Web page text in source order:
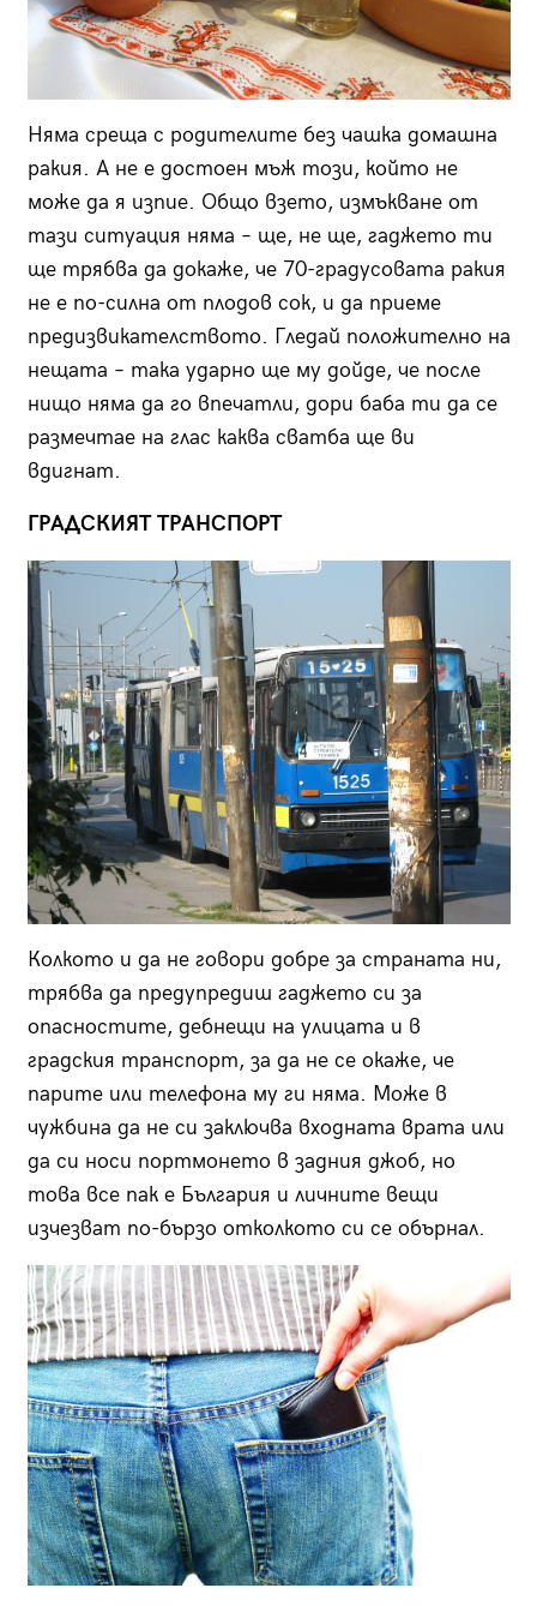
Няма среща с родителите без чашка домашна
ракия. А не е достоен мъж този, който не
може да я изпие. Общо взето, измъкване от
тази ситуация няма – ще, не ще, гаджето ти
ще трябва да докаже, че 70-градусовата ракия
не е по-силна от плодов сок, и да приеме
предизвикателството. Гледай положително на
нещата – така ударно ще му дойде, че после
нищо няма да го впечатли, дори баба ти да се
размечтае на глас каква сватба ще ви
вдигнат.
ГРАДСКИЯТ ТРАНСПОРТ
Колкото и да не говори добре за страната ни,
трябва да предупредиш гаджето си за
опасностите, дебнещи на улицата и в
градския транспорт, за да не се окаже, че
парите или телефона му ги няма. Може в
чужбина да не си заключва входната врата или
да си носи портмонето в задния джоб, но
това все пак е България и личните вещи
изчезват по-бързо отколкото си се обърнал.